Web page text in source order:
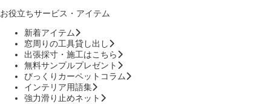
お役立ちサービス・アイテム
新着アイテム
窓周りの工具貸し出し
出張採寸・施工はこちら
無料サンプルプレゼント
びっくりカーペットコラム
インテリア用語集
強力滑り止めネット